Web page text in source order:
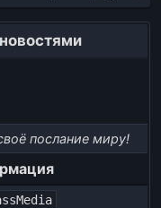
послание миру!